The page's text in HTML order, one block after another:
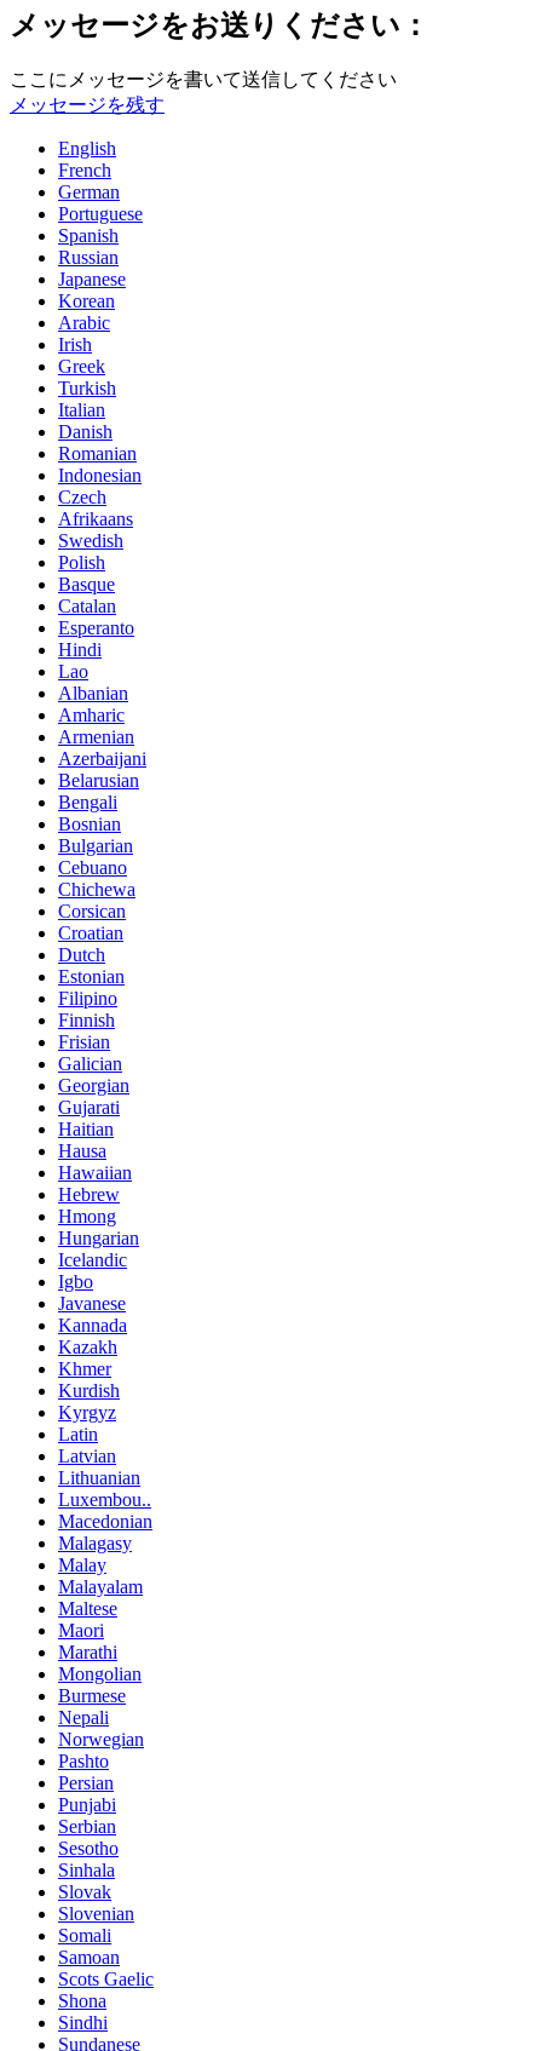
メッセージをお送りください：
ここにメッセージを書いて送信してください
メッセージを残す
English
French
German
Portuguese
Spanish
Russian
Japanese
Korean
Arabic
Irish
Greek
Turkish
Italian
Danish
Romanian
Indonesian
Czech
Afrikaans
Swedish
Polish
Basque
Catalan
Esperanto
Hindi
Lao
Albanian
Amharic
Armenian
Azerbaijani
Belarusian
Bengali
Bosnian
Bulgarian
Cebuano
Chichewa
Corsican
Croatian
Dutch
Estonian
Filipino
Finnish
Frisian
Galician
Georgian
Gujarati
Haitian
Hausa
Hawaiian
Hebrew
Hmong
Hungarian
Icelandic
Igbo
Javanese
Kannada
Kazakh
Khmer
Kurdish
Kyrgyz
Latin
Latvian
Lithuanian
Luxembou..
Macedonian
Malagasy
Malay
Malayalam
Maltese
Maori
Marathi
Mongolian
Burmese
Nepali
Norwegian
Pashto
Persian
Punjabi
Serbian
Sesotho
Sinhala
Slovak
Slovenian
Somali
Samoan
Scots Gaelic
Shona
Sindhi
Sundanese